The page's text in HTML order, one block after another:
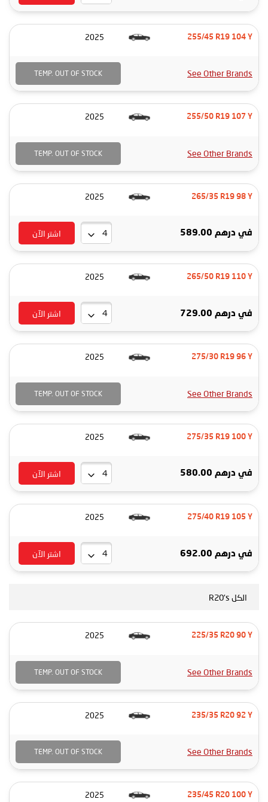
255/45 R19 104 Y
2025
See Other Brands
TEMP. OUT OF STOCK
255/50 R19 107 Y
2025
See Other Brands
TEMP. OUT OF STOCK
265/35 R19 98 Y
2025
في درهم 589.00 اشتر الآن
265/50 R19 110 Y
2025
في درهم 729.00 اشتر الآن
275/30 R19 96 Y
2025
See Other Brands
TEMP. OUT OF STOCK
275/35 R19 100 Y
2025
في درهم 580.00 اشتر الآن
275/40 R19 105 Y
2025
في درهم 692.00 اشتر الآن
الكل R20's
225/35 R20 90 Y
2025
See Other Brands
TEMP. OUT OF STOCK
235/35 R20 92 Y
2025
See Other Brands
TEMP. OUT OF STOCK
235/45 R20 100 Y
2025